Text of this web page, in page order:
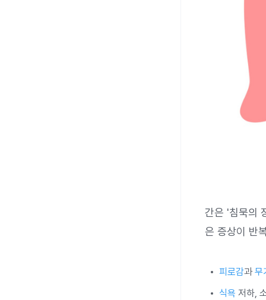
간은 '침묵의
은 증상이 반
피로감과무
식욕 저하,